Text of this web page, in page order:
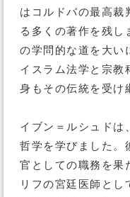
はコルドバの最高裁
る多くの著作を残し
の学問的な道を大い
イスラム法学と宗教
身もその伝統を受け
イブン＝ルシュドは
哲学を学びました。
官としての職務を果
リフの宮廷医師とし